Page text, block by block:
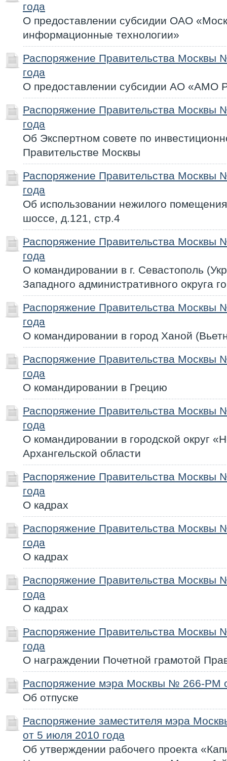
года
О предоставлении субсидии ОАО
информационные технологии»
Распоряжение Правительства
года
О предоставлении субсидии АО «АМО
Распоряжение Правительства
года
Об Экспертном совете по
Правительстве Москвы
Распоряжение Правительства
года
Об использовании нежилого
шоссе, д.121, стр.4
Распоряжение Правительства
года
О командировании в г. Севастополь
Западного административного округа
Распоряжение Правительства
года
О командировании в город Ханой
Распоряжение Правительства
года
О командировании в Грецию
Распоряжение Правительства
года
О командировании в городской округ
Архангельской области
Распоряжение Правительства
года
О кадрах
Распоряжение Правительства
года
О кадрах
Распоряжение Правительства
года
О кадрах
Распоряжение Правительства
года
О награждении Почетной грамотой
Распоряжение мэра Москвы № 266-РМ
Об отпуске
Распоряжение заместителя мэра
от 5 июля 2010 года
Об утверждении рабочего проекта